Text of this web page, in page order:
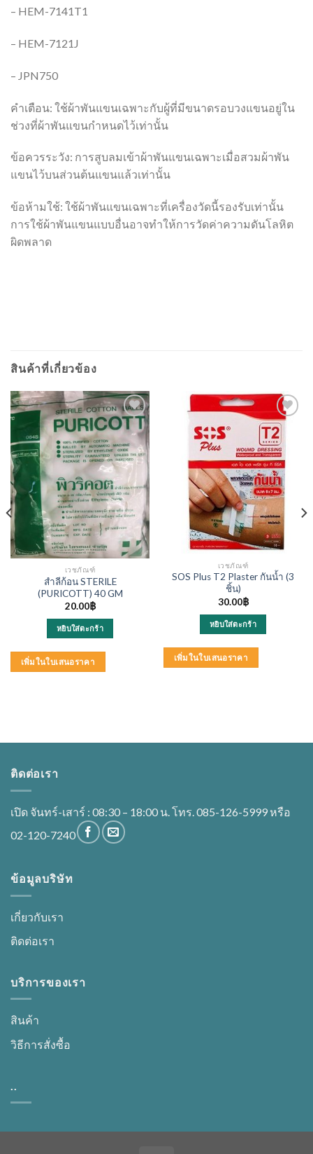
– HEM-7141T1
– HEM-7121J
– JPN750
คำเตือน: ใช้ผ้าพันแขนเฉพาะกับผู้ที่มีขนาดรอบวงแขนอยู่ใน
ช่วงที่ผ้าพันแขนกำหนดไว้เท่านั้น
ข้อควรระวัง: การสูบลมเข้าผ้าพันแขนเฉพาะเมื่อสวมผ้าพัน
แขนไว้บนส่วนต้นแขนแล้วเท่านั้น
ข้อห้ามใช้: ใช้ผ้าพันแขนเฉพาะที่เครื่องวัดนี้รองรับเท่านั้น
การใช้ผ้าพันแขนแบบอื่นอาจทำให้การวัดค่าความดันโลหิต
ผิดพลาด
สินค้าที่เกี่ยวข้อง
เวชภัณฑ์
สำลีก้อน STERILE
(PURICOTT) 40 GM
20.00฿
หยิบใส่ตะกร้า
เพิ่มในใบเสนอราคา
เวชภัณฑ์
SOS Plus T2 Plaster กันน้ำ (3
ชิ้น)
30.00฿
หยิบใส่ตะกร้า
เพิ่มในใบเสนอราคา
ติดต่อเรา
เปิด จันทร์-เสาร์ : 08:30 – 18:00 น. โทร. 085-126-5999 หรือ
02-120-7240
ข้อมูลบริษัท
เกี่ยวกับเรา
ติดต่อเรา
บริการของเรา
สินค้า
วิธีการสั่งซื้อ